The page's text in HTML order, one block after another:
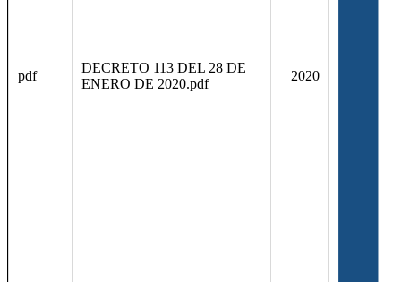
pdf
DECRETO 113 DEL 28 DE
ENERO DE 2020.pdf
2020